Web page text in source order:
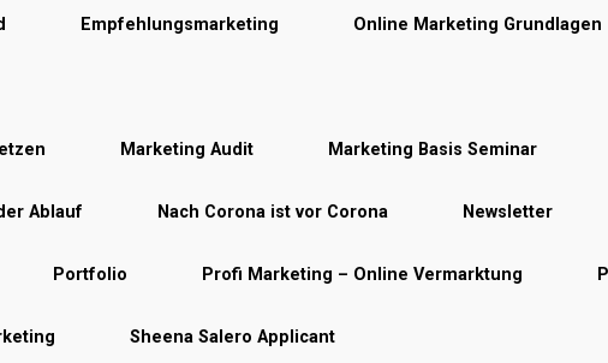
Empfehlungsmarketing Online Marketing Grundlagen
Marketing Audit Marketing Basis Seminar
Ablauf Nach Corona ist vor Corona Newsletter
Portfolio Profi Marketing – Online Vermarktung
Sheena Salero Applicant